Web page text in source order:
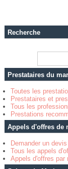
Recherche
Prestataires du
Toutes les
Prestataires et
Tous les
Prestations
Appels d'offres de
Demander un
Tous les appels
Appels d'offres par